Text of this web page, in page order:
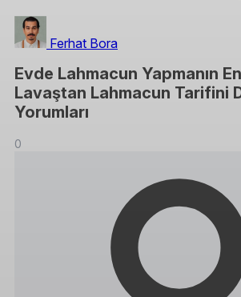
Ferhat Bora
Evde Lahmacun Yapmanın
Lavaştan Lahmacun Tarifini
Yorumları
0